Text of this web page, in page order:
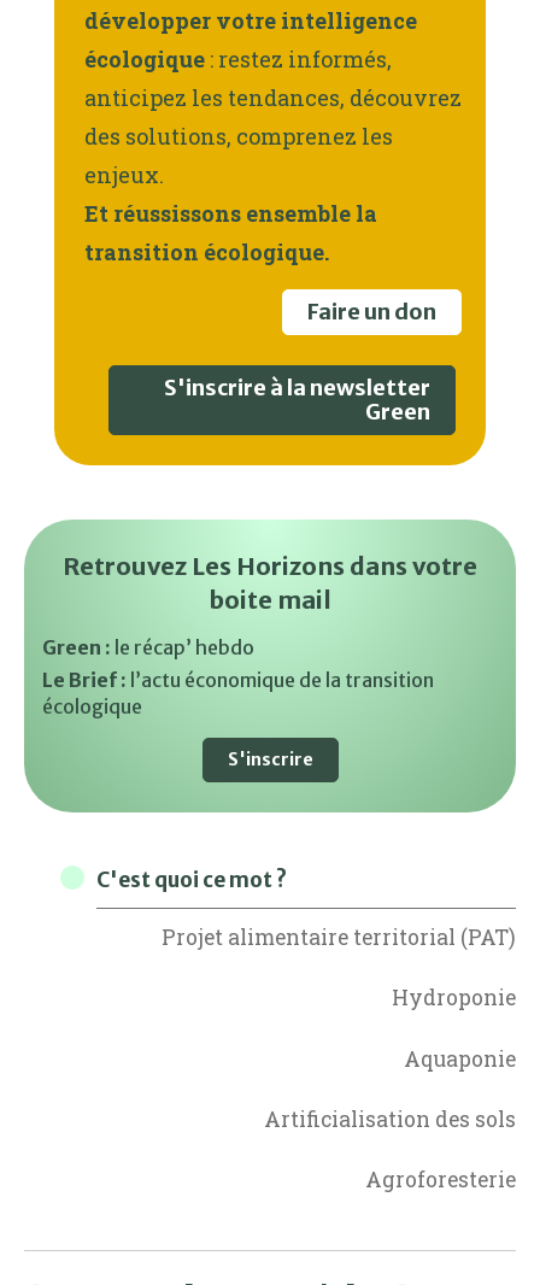
développer votre intelligence
écologique : restez informés,
anticipez les tendances, découvrez
des solutions, comprenez les
enjeux.
Et réussissons ensemble la
transition écologique.
Faire un don
S'inscrire à la newsletter
Green
Retrouvez Les Horizons dans votre
boite mail
Green : le récap’ hebdo
Le Brief : l’actu économique de la transition
écologique
S'inscrire
C'est quoi ce mot ?
Projet alimentaire territorial (PAT)
Hydroponie
Aquaponie
Artificialisation des sols
Agroforesterie